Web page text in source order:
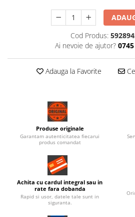
Cod Produs:
Ai nevoie de ajutor?
Adauga la Favorite
Produse originale
Garantam autenticitatea fiecarui
produs comandat
Achita cu cardul integral sau in
rate fara dobanda
Rapid si usor, datele tale sunt in
siguranta.